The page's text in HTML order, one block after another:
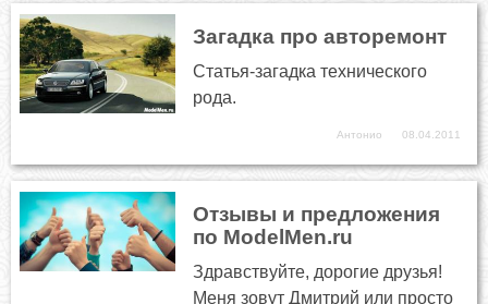
Загадка про авторемонт
Статья-загадка технического
рода.
Антонио 08.04.2011
Отзывы и предложения
по ModelMen.ru
Здравствуйте, дорогие друзья!
Меня зовут Дмитрий или просто